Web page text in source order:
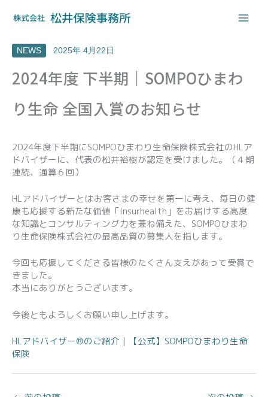
NEWS 2025年 4月22日
2024年度 下半期｜SOMPOひまわ
り生命 全国入賞のお知らせ
2024年度下半期にSOMPOひまわり生命保険株式会社のHLア
ドバイザーに、代表の松井裕樹が認定を受けました。（４期
連続、通算６回）
HLアドバイザーとはお客さまの幸せを第一に考え、毎日の健
康も応援する新たな価値「Insurhealth」をお届けする高度
な知識とコンサルティング力を兼ね備えた、SOMPOひまわ
り生命保険株式会社の最高品質の募集人を指します。
今回も応援してくださる皆様のたくさん支えがあって受賞で
きました。
本当にありがとうございます。
今後ともよろしくお願い申し上げます。
HLアドバイザー®のご紹介｜【公式】SOMPOひまわり生命
保険